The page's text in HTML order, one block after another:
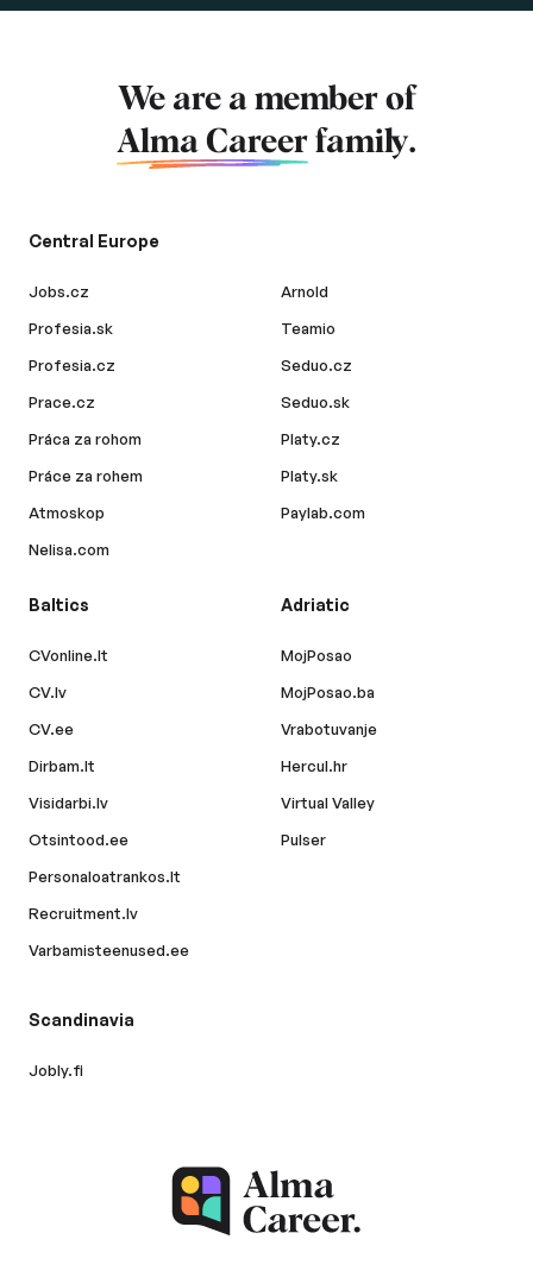
We are a member of
Alma Career family.
Central Europe
Jobs.cz
Profesia.sk
Profesia.cz
Prace.cz
Práca za rohom
Práce za rohem
Atmoskop
Nelisa.com
Arnold
Teamio
Seduo.cz
Seduo.sk
Platy.cz
Platy.sk
Paylab.com
Baltics
CVonline.lt
CV.lv
CV.ee
Dirbam.lt
Visidarbi.lv
Otsintood.ee
Personaloatrankos.lt
Recruitment.lv
Varbamisteenused.ee
Adriatic
MojPosao
MojPosao.ba
Vrabotuvanje
Hercul.hr
Virtual Valley
Pulser
Scandinavia
Jobly.fi